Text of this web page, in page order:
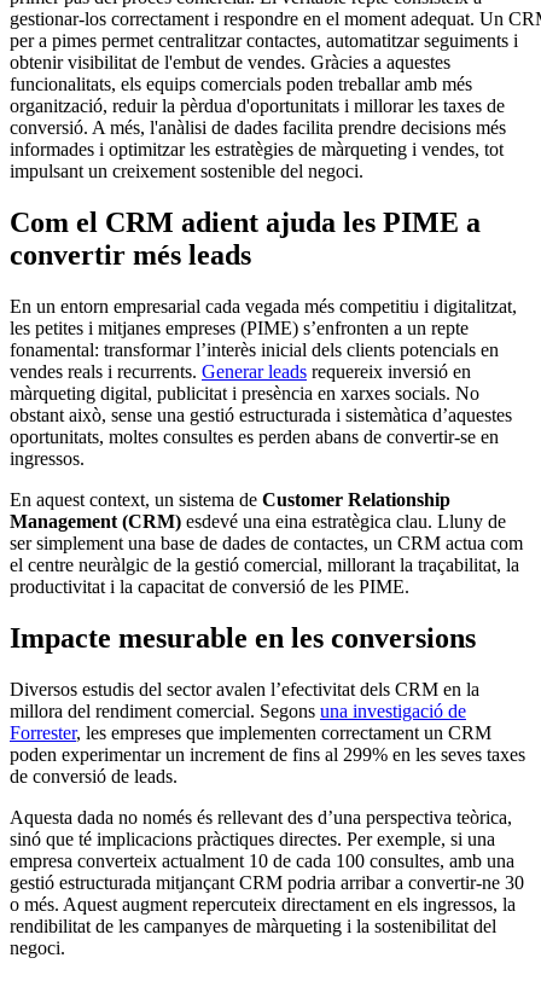
gestionar-los correctament i respondre en el moment adequat. Un
per a pimes permet centralitzar contactes, automatitzar seguiments i
obtenir visibilitat de l'embut de vendes. Gràcies a aquestes
funcionalitats, els equips comercials poden treballar amb més
organització, reduir la pèrdua d'oportunitats i millorar les taxes de
conversió. A més, l'anàlisi de dades facilita prendre decisions més
informades i optimitzar les estratègies de màrqueting i vendes, tot
impulsant un creixement sostenible del negoci.
Com el CRM adient ajuda les PIME a
convertir més leads
En un entorn empresarial cada vegada més competitiu i digitalitzat,
les petites i mitjanes empreses (PIME) s’enfronten a un repte
fonamental: transformar l’interès inicial dels clients potencials en
vendes reals i recurrents. Generar leads requereix inversió en
màrqueting digital, publicitat i presència en xarxes socials. No
obstant això, sense una gestió estructurada i sistemàtica d’aquestes
oportunitats, moltes consultes es perden abans de convertir-se en
ingressos.
En aquest context, un sistema de Customer Relationship
Management (CRM) esdevé una eina estratègica clau. Lluny de
ser simplement una base de dades de contactes, un CRM actua com
el centre neuràlgic de la gestió comercial, millorant la traçabilitat, la
productivitat i la capacitat de conversió de les PIME.
Impacte mesurable en les conversions
Diversos estudis del sector avalen l’efectivitat dels CRM en la
millora del rendiment comercial. Segons una investigació de
Forrester, les empreses que implementen correctament un CRM
poden experimentar un increment de fins al 299% en les seves taxes
de conversió de leads.
Aquesta dada no només és rellevant des d’una perspectiva teòrica,
sinó que té implicacions pràctiques directes. Per exemple, si una
empresa converteix actualment 10 de cada 100 consultes, amb una
gestió estructurada mitjançant CRM podria arribar a convertir-ne 30
o més. Aquest augment repercuteix directament en els ingressos, la
rendibilitat de les campanyes de màrqueting i la sostenibilitat del
negoci.